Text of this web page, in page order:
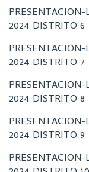
PRESENTACION-
2024 DISTRITO 6
PRESENTACION-
2024 DISTRITO 7
PRESENTACION-
2024 DISTRITO 8
PRESENTACION-
2024 DISTRITO 9
PRESENTACION-